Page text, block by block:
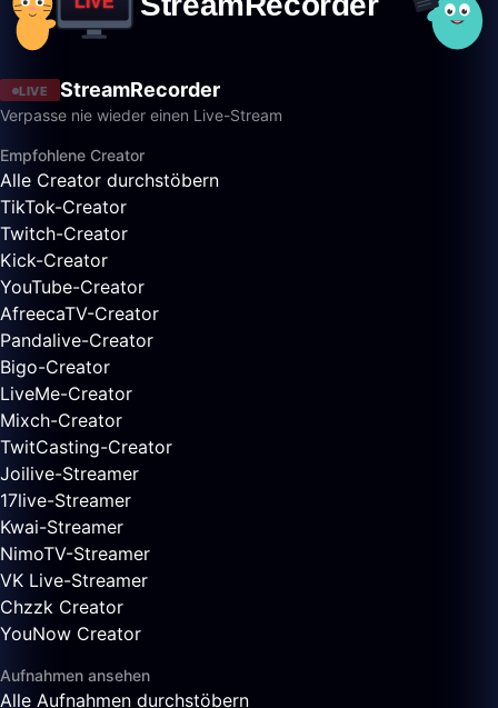
LIVE StreamRecorder
Verpasse nie wieder einen Live-Stream
Empfohlene Creator
Alle Creator durchstöbern
TikTok-Creator
Twitch-Creator
Kick-Creator
YouTube-Creator
AfreecaTV-Creator
Pandalive-Creator
Bigo-Creator
LiveMe-Creator
Mixch-Creator
TwitCasting-Creator
Joilive-Streamer
17live-Streamer
Kwai-Streamer
NimoTV-Streamer
VK Live-Streamer
Chzzk Creator
YouNow Creator
Aufnahmen ansehen
Alle Aufnahmen durchstöbern